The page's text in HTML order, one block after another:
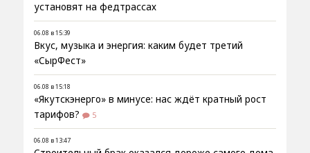
установят на федтрассах
06.08 в 15:39
Вкус, музыка и энергия: каким будет третий
«СырФест»
06.08 в 15:18
«Якутскэнерго» в минусе: нас ждёт кратный рост
тарифов?
5
06.08 в 13:47